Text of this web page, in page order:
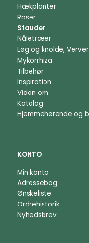
Hækplanter
Roser
Stauder
Nåletræer
Løg og knolde,
Mykorrhiza
Tilbehør
Inspiration
Viden om
Katalog
Hjemmehørende og
KONTO
Min konto
Adressebog
Ønskeliste
Ordrehistorik
Nyhedsbrev